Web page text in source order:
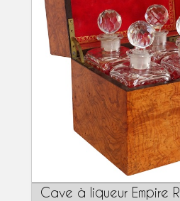
Cave à liqueur Empire